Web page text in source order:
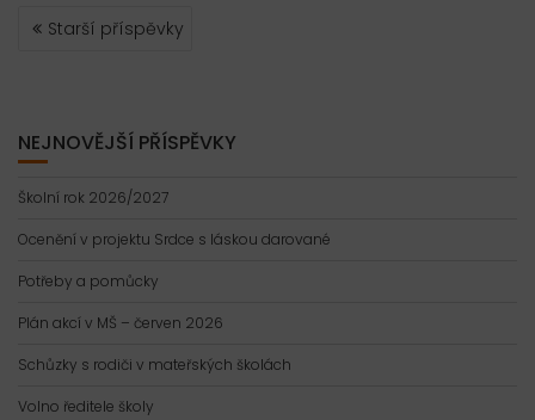
NAVIGACE
PROStarší příspěvky
NEJNOVĚJŠÍ PŘÍSPĚVKY
Školní rok 2026/2027
Ocenění v projektu Srdce s láskou darované
Potřeby a pomůcky
Plán akcí v MŠ – červen 2026
Schůzky s rodiči v mateřských školách
Volno ředitele školy